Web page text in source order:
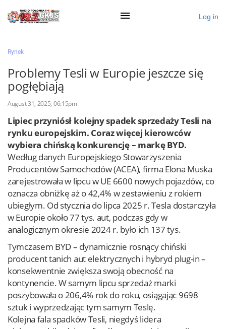
Ogłoś się
Działy
Zaloguj przez Clascal
×
Log in
Rynek
Problemy Tesli w Europie jeszcze się
pogłębiają
August 31, 2025, 06:15pm
Lipiec przyniósł kolejny spadek sprzedaży Tesli na
rynku europejskim. Coraz więcej kierowców
wybiera chińską konkurencję – markę BYD.
Według danych Europejskiego Stowarzyszenia
Producentów Samochodów (ACEA), firma Elona Muska
zarejestrowała w lipcu w UE 6600 nowych pojazdów, co
oznacza obniżkę aż o 42,4% w zestawieniu z rokiem
ubiegłym. Od stycznia do lipca 2025 r. Tesla dostarczyła
w Europie około 77 tys. aut, podczas gdy w
analogicznym okresie 2024 r. było ich 137 tys.
Tymczasem BYD – dynamicznie rosnący chiński
producent tanich aut elektrycznych i hybryd plug-in –
konsekwentnie zwiększa swoją obecność na
kontynencie. W samym lipcu sprzedaż marki
poszybowała o 206,4% rok do roku, osiągając 9698
sztuk i wyprzedzając tym samym Teslę.
Kolejna fala spadków Tesli, niegdyś lidera